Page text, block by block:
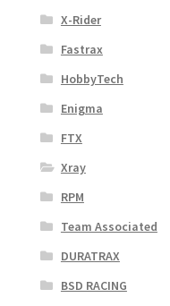
X-Rider
Fastrax
HobbyTech
Enigma
FTX
Xray
RPM
Team Associated
DURATRAX
BSD RACING